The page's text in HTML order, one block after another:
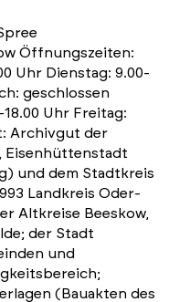
Öffnungszeiten:
Uhr Dienstag: 9.00-
geschlossen
Uhr Freitag:
Archivgut der
Eisenhüttenstadt
und dem Stadtkreis
Landkreis Oder-
Altkreise Beeskow,
der Stadt
und
(Bauakten des